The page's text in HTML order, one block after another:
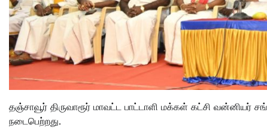
தஞ்சாவூர் திருவாரூர் மாவட்ட பாட்டாளி மக்கள் கட்சி
நடைபெற்றது.